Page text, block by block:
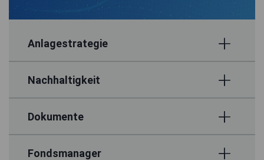
Anlagestrategie
Nachhaltigkeit
Dokumente
Fondsmanager